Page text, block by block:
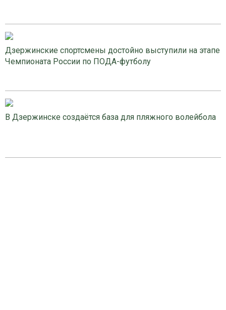
Дзержинские спортсмены достойно выступили на этапе
Чемпионата России по ПОДА-футболу
В Дзержинске создаётся база для пляжного волейбола